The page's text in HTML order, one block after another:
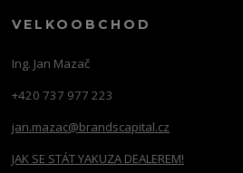
VELKOOBCHOD
Ing. Jan Mazač
+420 737 977 223
jan.mazac@brandscapital.cz
JAK SE STÁT YAKUZA DEALEREM!